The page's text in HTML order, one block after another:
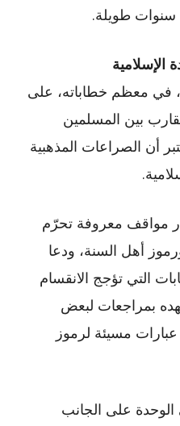
سنوات طويلة.
الإسلامية
في معظم خطاباته، على
بين المسلمين
أن الصراعات المذهبية
مواقف معروفة تحرّم
أهل السنة، ودعا
التي تؤجج الانقسام
بمراجعات لبعض
مسيئة لرموز
الوحدة على الجانب